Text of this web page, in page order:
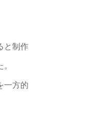
と制作
一方的